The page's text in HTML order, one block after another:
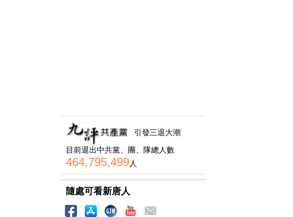
引發三退大潮
目前退出中共黨、團、隊總人數
464,795,499人
隨處可看新唐人